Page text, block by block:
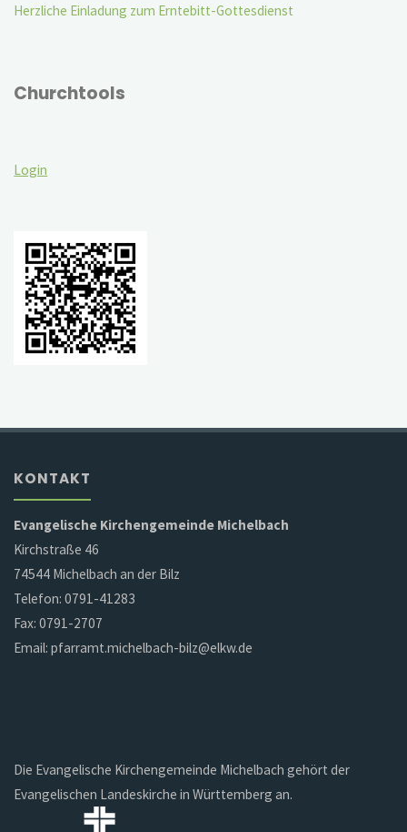
Herzliche Einladung zum Erntebitt-Gottesdienst
Churchtools
Login
KONTAKT
Evangelische Kirchengemeinde Michelbach
Kirchstraße 46
74544 Michelbach an der Bilz
Telefon: 0791-41283
Fax: 0791-2707
Email: pfarramt.michelbach-bilz@elkw.de
Die Evangelische Kirchengemeinde Michelbach gehört der
Evangelischen Landeskirche in Württemberg an.